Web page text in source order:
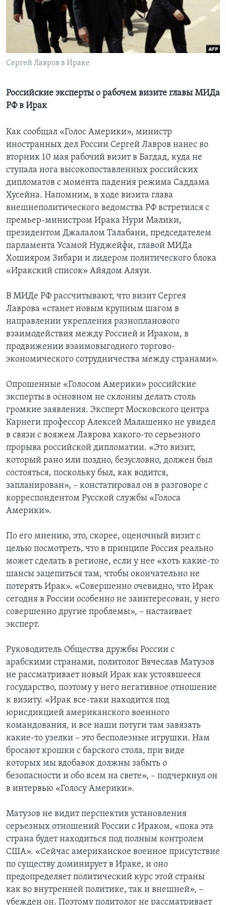
Learning English
СОЦИАЛЬНЫЕ СЕТИ
Языки
Сергей Лавров в Ираке
Российские эксперты о рабочем визите главы МИДа
РФ в Ирак
Как сообщал «Голос Америки», министр
иностранных дел России Сергей Лавров нанес во
вторник 10 мая рабочий визит в Багдад, куда не
ступала нога высокопоставленных российских
дипломатов с момента падения режима Саддама
Хусейна. Напомним, в ходе визита глава
внешнеполитического ведомства РФ встретился с
премьер-министром Ирака Нури Малики,
президентом Джалалом Талабани, председателем
парламента Усамой Нуджейфи, главой МИДа
Хошияром Зибари и лидером политического блока
«Иракский список» Айядом Аляуи.
В МИДе РФ рассчитывают, что визит Сергея
Лаврова «станет новым крупным шагом в
направлении укрепления разнопланового
взаимодействия между Россией и Ираком, в
продвижении взаимовыгодного торгово-
экономического сотрудничества между странами».
Опрошенные «Голосом Америки» российские
эксперты в основном не склонны делать столь
громкие заявления. Эксперт Московского центра
Карнеги профессор Алексей Малашенко не увидел
в связи с вояжем Лаврова какого-то серьезного
прорыва российской дипломатии. «Это визит,
который рано или поздно, безусловно, должен был
состояться, поскольку был, как водится,
запланирован», – констатировал он в разговоре с
корреспондентом Русской службы «Голоса
Америки».
По его мнению, это, скорее, оценочный визит с
целью посмотреть, что в принципе Россия реально
может сделать в регионе, если у нее «хоть какие-то
шансы зацепиться там, чтобы окончательно не
потерять Ирак». «Совершенно очевидно, что Ирак
сегодня в России особенно не заинтересован, у него
совершенно другие проблемы», – настаивает
эксперт.
Руководитель Общества дружбы России с
арабскими странами, политолог Вячеслав Матузов
не рассматривает новый Ирак как устоявшееся
государство, поэтому у него негативное отношение
к визиту. «Ирак все-таки находится под
юрисдикцией американского военного
командования, и все наши потуги там завязать
какие-то узелки – это бесполезные игрушки. Нам
бросают крошки с барского стола, при виде
которых мы вдобавок должны забыть о
безопасности и обо всем на свете», – подчеркнул он
в интервью «Голосу Америки».
Матузов не видит перспектив установления
серьезных отношений России с Ираком, «пока эта
страна будет находиться под полным контролем
США». «Сейчас американское военное присутствие
по существу доминирует в Ираке, и оно
предопределяет политический курс этой страны
как во внутренней политике, так и внешней», –
убежден он. Поэтому политолог не рассматривает